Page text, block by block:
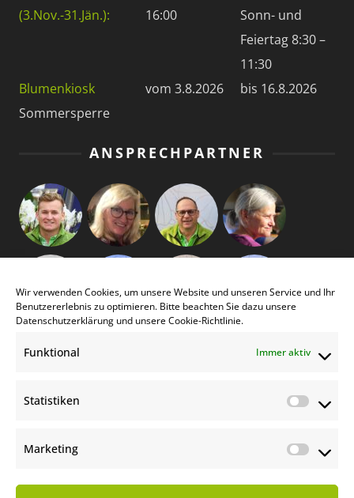
Wir verwenden Cookies, um unsere Website und unseren Service und Ihr
Benutzererlebnis zu optimieren. Bitte beachten Sie dazu unsere
Datenschutzerklärung und unsereCookie-Richtlinie.
Funktional Immer aktiv
Statistiken
Marketing
(3.Nov.-31.Jän.):
16:00
Sonn- und
Feiertag 8:30 –
11:30
Blumenkiosk
Sommersperre
vom 3.8.2026 bis 16.8.2026
ANSPRECHPARTNER